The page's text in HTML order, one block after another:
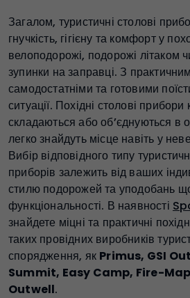
Загалом, туристичні столові
гнучкість, гігієну та комфорт у
велоподорожі, подорожі літаком
зупинки на заправці. З
самодостатніми та готовими
ситуації. Похідні столові прибори
складаються або об’єднуються в
легко знайдуть місце навіть у
Вибір відповідного типу
приборів залежить від ваших
стилю подорожей та уподобань
функціональності. В наявності
знайдете міцні та практичні
таких провідних виробників
спорядження, як Primus, GSI
Summit, Easy Camp, Fire-
Outwell.